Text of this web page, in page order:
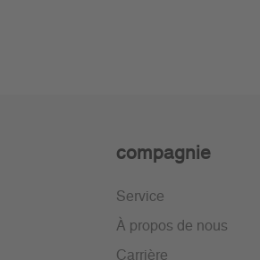
compagnie
Service
À propos de nous
Carrière